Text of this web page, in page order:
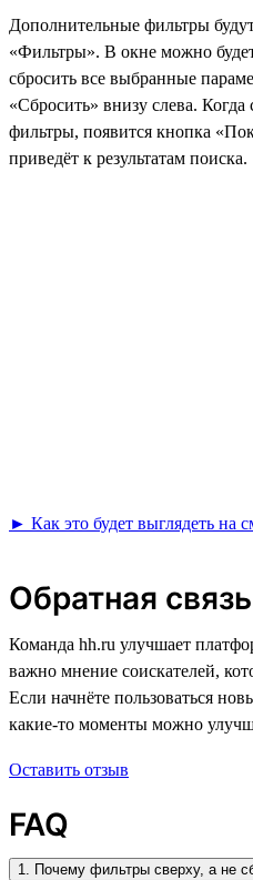
Дополнительные фильтры
«Фильтры». В окне можно
сбросить все выбранные
«Сбросить» внизу слева.
фильтры, появится кнопка
приведёт к результатам поиска.
► Как это будет выглядеть на
Обратная связь
Команда hh.ru улучшает
важно мнение соискателей,
Если начнёте пользоваться
какие-то моменты можно
Оставить отзыв
FAQ
1. Почему фильтры сверху, а не